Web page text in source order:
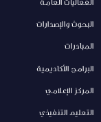
البحوث والإصدارات
المبادرات
البرامج الأكاديمية
المركز الإعلامي
التعليم التنفيذي